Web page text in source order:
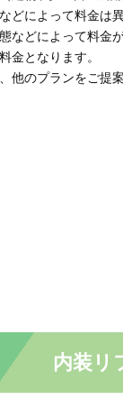
どによって料金は
などによって料金
金となります。
他のプランをご提
内装リ